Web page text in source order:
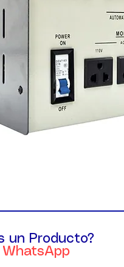
un Producto?
WhatsApp